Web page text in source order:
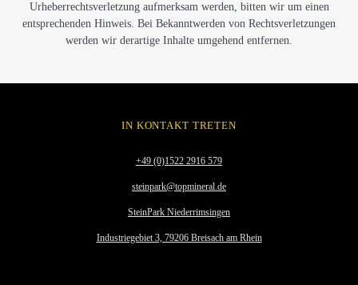
Urheberrechtsverletzung aufmerksam werden, bitten wir um einen
entsprechenden Hinweis. Bei Bekanntwerden von Rechtsverletzungen
werden wir derartige Inhalte umgehend entfernen.
IN KONTAKT TRETEN
+49 (0)1522 2916 579
steinpark@topmineral.de
SteinPark Niederrimsingen
Industriegebiet 3, 79206 Breisach am Rhein